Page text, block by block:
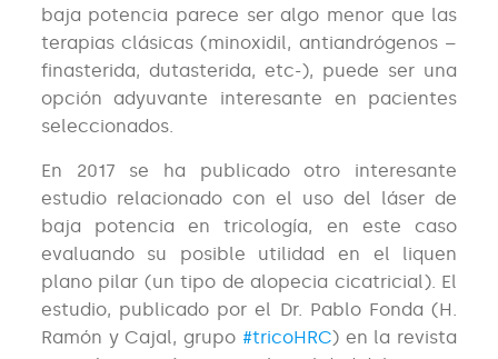
baja potencia parece ser algo menor que las
terapias clásicas (minoxidil, antiandrógenos –
finasterida, dutasterida, etc-), puede ser una
opción adyuvante interesante en pacientes
seleccionados.
En 2017 se ha publicado otro interesante
estudio relacionado con el uso del láser de
baja potencia en tricología, en este caso
evaluando su posible utilidad en el liquen
plano pilar (un tipo de alopecia cicatricial). El
estudio, publicado por el Dr. Pablo Fonda (H.
Ramón y Cajal, grupo #tricoHRC) en la revista